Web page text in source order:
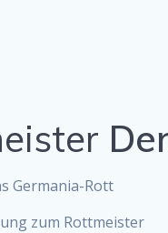
Germania-Rott
zum Rottmeister